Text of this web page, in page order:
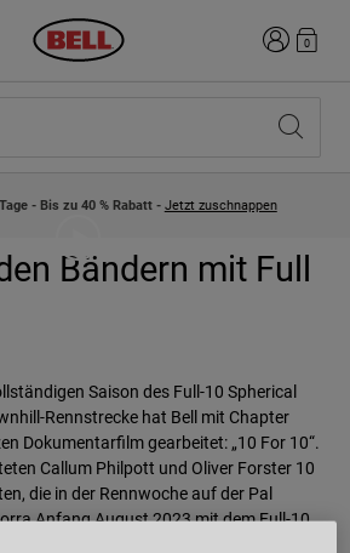
Anmelden
0
- Bis zu 40 % Rabatt - Jetzt zuschnappen
Bändern mit Full
Saison des Full-10 Spherical
Rennstrecke hat Bell mit Chapter
Dokumentarfilm gearbeitet: „10 For 10“.
Callum Philpott und Oliver Forster 10
die in der Rennwoche auf der Pal
Anfang August 2023 mit dem Full-10